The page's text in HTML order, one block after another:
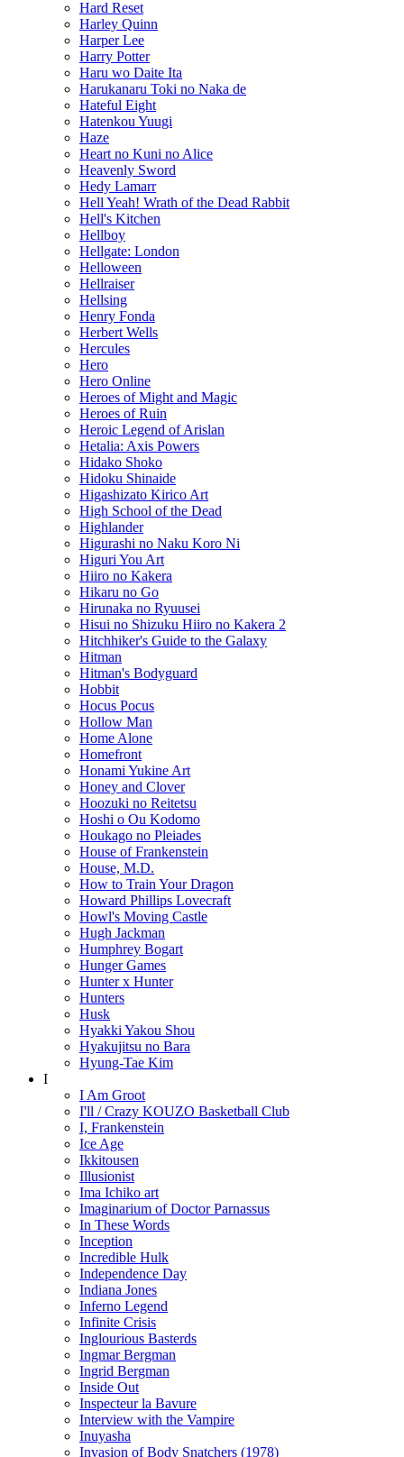
Hard Reset
Harley Quinn
Harper Lee
Harry Potter
Haru wo Daite Ita
Harukanaru Toki no Naka de
Hateful Eight
Hatenkou Yuugi
Haze
Heart no Kuni no Alice
Heavenly Sword
Hedy Lamarr
Hell Yeah! Wrath of the Dead Rabbit
Hell's Kitchen
Hellboy
Hellgate: London
Helloween
Hellraiser
Hellsing
Henry Fonda
Herbert Wells
Hercules
Hero
Hero Online
Heroes of Might and Magic
Heroes of Ruin
Heroic Legend of Arislan
Hetalia: Axis Powers
Hidako Shoko
Hidoku Shinaide
Higashizato Kirico Art
High School of the Dead
Highlander
Higurashi no Naku Koro Ni
Higuri You Art
Hiiro no Kakera
Hikaru no Go
Hirunaka no Ryuusei
Hisui no Shizuku Hiiro no Kakera 2
Hitchhiker's Guide to the Galaxy
Hitman
Hitman's Bodyguard
Hobbit
Hocus Pocus
Hollow Man
Home Alone
Homefront
Honami Yukine Art
Honey and Clover
Hoozuki no Reitetsu
Hoshi o Ou Kodomo
Houkago no Pleiades
House of Frankenstein
House, M.D.
How to Train Your Dragon
Howard Phillips Lovecraft
Howl's Moving Castle
Hugh Jackman
Humphrey Bogart
Hunger Games
Hunter x Hunter
Hunters
Husk
Hyakki Yakou Shou
Hyakujitsu no Bara
Hyung-Tae Kim
I
I Am Groot
I'll / Crazy KOUZO Basketball Club
I, Frankenstein
Ice Age
Ikkitousen
Illusionist
Ima Ichiko art
Imaginarium of Doctor Parnassus
In These Words
Inception
Incredible Hulk
Independence Day
Indiana Jones
Inferno Legend
Infinite Crisis
Inglourious Basterds
Ingmar Bergman
Ingrid Bergman
Inside Out
Inspecteur la Bavure
Interview with the Vampire
Inuyasha
Invasion of Body Snatchers (1978)